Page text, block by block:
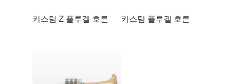
커스텀 Z 플루겔 호른 커스텀 플루겔 호른